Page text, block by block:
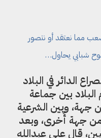
مما نعتقد أو نتصور
شبابي يحاول…
الدائر في البلاد
بين جماعة
جهة، وبين الشرعية
جهة أُخرى، وبعد
قال علي عبدالله